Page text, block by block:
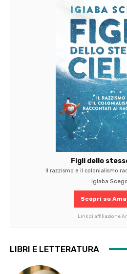
Figli dello
Il razzismo e il colonialismo
Igiaba Scego
Scopri su
Link di affiliazione
LIBRI E LETTERATURA